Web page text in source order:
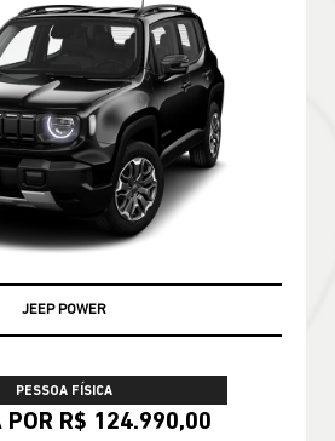
JEEP POWER
PESSOA FÍSICA
POR R$ 124.990,00